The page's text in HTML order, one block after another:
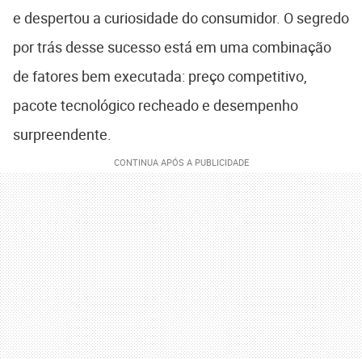
e despertou a curiosidade do consumidor. O segredo
por trás desse sucesso está em uma combinação
de fatores bem executada: preço competitivo,
pacote tecnológico recheado e desempenho
surpreendente.